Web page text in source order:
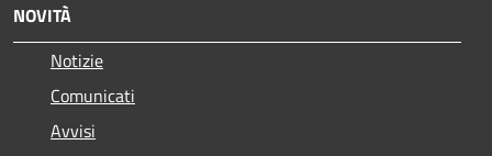
NOVITÀ
Notizie
Comunicati
Avvisi